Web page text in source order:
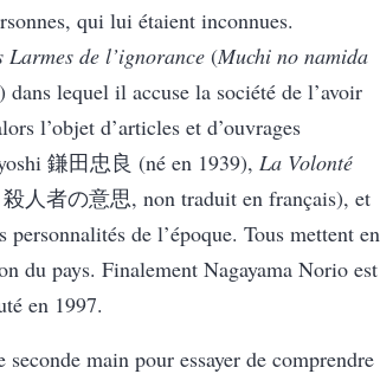
qui lui étaient inconnues.
Larmes de l’ignorance (Muchi no namida
lequel il accuse la société de l’avoir
l’objet d’articles et d’ouvrages
鎌田忠良 (né en 1939), La Volonté
殺人者の意思, non traduit en français), et
personnalités de l’époque. Tous mettent en
du pays. Finalement Nagayama Norio est
en 1997.
main pour essayer de comprendre